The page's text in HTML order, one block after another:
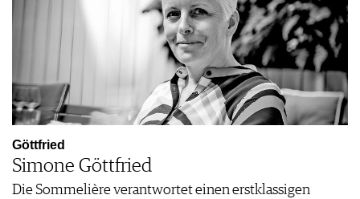
Göttfried
Simone Göttfried
Die Sommelière verantwortet einen erstklassigen